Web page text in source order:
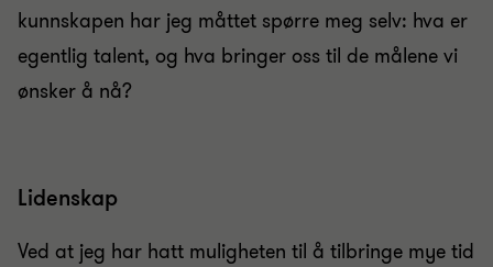
kunnskapen har jeg måttet spørre meg selv: hva er
egentlig talent, og hva bringer oss til de målene vi
ønsker å nå?
Lidenskap
Ved at jeg har hatt muligheten til å tilbringe mye tid